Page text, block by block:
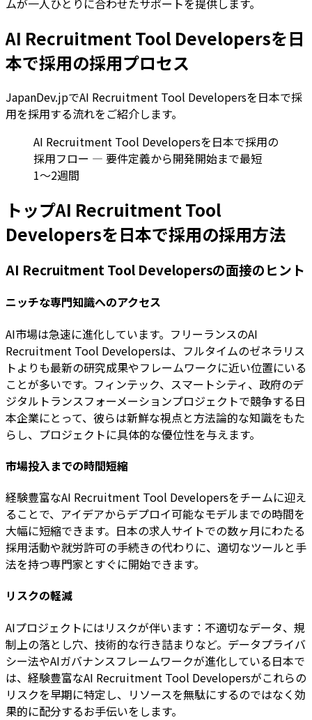
ムが一人ひとりに合わせたサポートを提供します。
AI Recruitment Tool Developersを日
本で採用の採用プロセス
JapanDev.jpでAI Recruitment Tool Developersを日本で採
用を採用する流れをご紹介します。
AI Recruitment Tool Developersを日本で採用の
採用フロー — 要件定義から開発開始まで最短
1〜2週間
トップAI Recruitment Tool
Developersを日本で採用の採用方法
AI Recruitment Tool Developersの面接のヒント
ニッチな専門知識へのアクセス
AI市場は急速に進化しています。フリーランスのAI
Recruitment Tool Developersは、フルタイムのゼネラリス
トよりも最新の研究成果やフレームワークに近い位置にいる
ことが多いです。フィンテック、スマートシティ、政府のデ
ジタルトランスフォーメーションプロジェクトで競争する日
本企業にとって、彼らは新鮮な視点と方法論的な知識をもた
らし、プロジェクトに具体的な優位性を与えます。
市場投入までの時間短縮
経験豊富なAI Recruitment Tool Developersをチームに迎え
ることで、アイデアからデプロイ可能なモデルまでの時間を
大幅に短縮できます。日本の求人サイトでの数ヶ月にわたる
採用活動や就労許可の手続きの代わりに、適切なツールと手
法を持つ専門家とすぐに開始できます。
リスクの軽減
AIプロジェクトにはリスクが伴います：不適切なデータ、規
制上の落とし穴、技術的な行き詰まりなど。データプライバ
シー法やAIガバナンスフレームワークが進化している日本で
は、経験豊富なAI Recruitment Tool Developersがこれらの
リスクを早期に特定し、リソースを無駄にするのではなく効
果的に配分するお手伝いをします。